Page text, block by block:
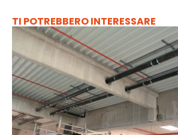
TI POTREBBERO INTERESSARE